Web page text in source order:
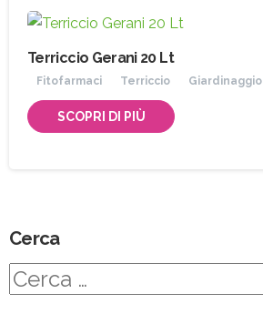
Terriccio Gerani 20 Lt
Fitofarmaci Terriccio Giardinaggio
SCOPRI DI PIÙ
Cerca
Ricerca